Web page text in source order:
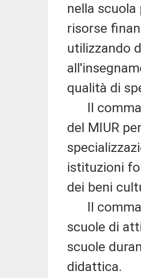
nella
risorse
utilizzando
qualità di
Il comma
del MIUR
istituzioni
dei beni
Il comma
scuole di
scuole
didattica.